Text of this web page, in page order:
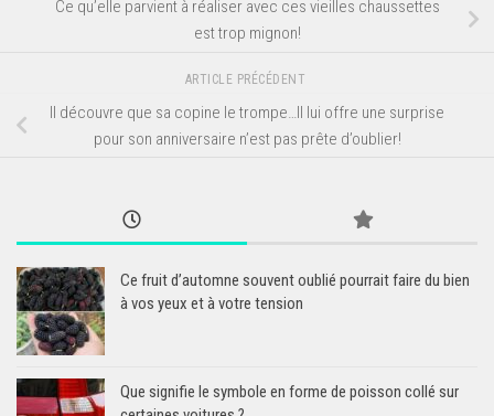
Ce qu’elle parvient à réaliser avec ces vieilles chaussettes
est trop mignon!
ARTICLE PRÉCÉDENT
Il découvre que sa copine le trompe…Il lui offre une surprise
pour son anniversaire n’est pas prête d’oublier!
Ce fruit d’automne souvent oublié pourrait faire du bien
à vos yeux et à votre tension
Que signifie le symbole en forme de poisson collé sur